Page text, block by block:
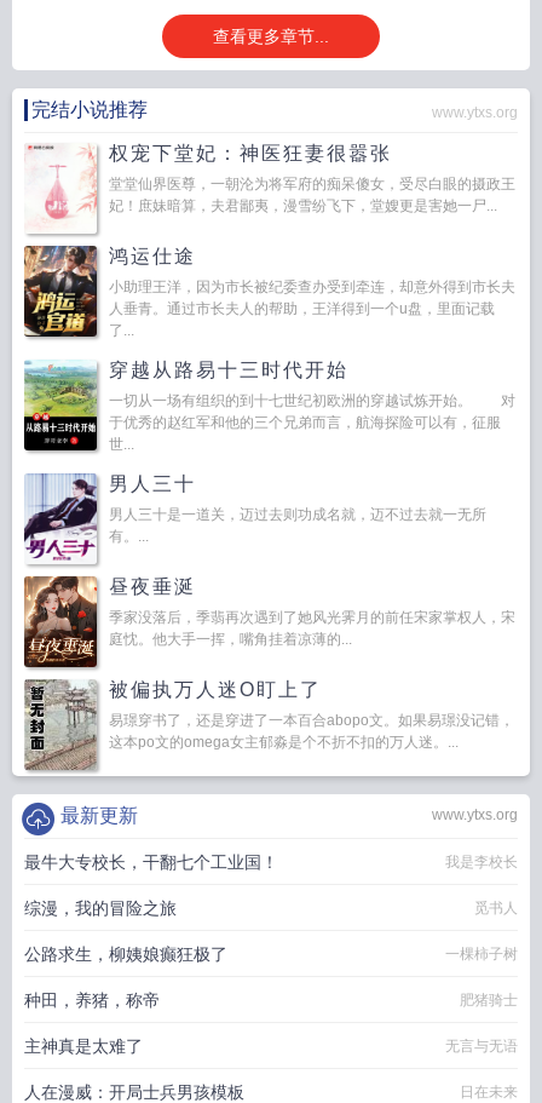
查看更多章节...
完结小说推荐 www.ytxs.org
权宠下堂妃：神医狂妻很嚣张
堂堂仙界医尊，一朝沦为将军府的痴呆傻女，受尽白眼的摄政王
妃！庶妹暗算，夫君鄙夷，漫雪纷飞下，堂嫂更是害她一尸...
鸿运仕途
小助理王洋，因为市长被纪委查办受到牵连，却意外得到市长夫
人垂青。通过市长夫人的帮助，王洋得到一个u盘，里面记载
了...
穿越从路易十三时代开始
一切从一场有组织的到十七世纪初欧洲的穿越试炼开始。 对
于优秀的赵红军和他的三个兄弟而言，航海探险可以有，征服
世...
男人三十
男人三十是一道关，迈过去则功成名就，迈不过去就一无所
有。...
昼夜垂涎
季家没落后，季翡再次遇到了她风光霁月的前任宋家掌权人，宋
庭忱。他大手一挥，嘴角挂着凉薄的...
被偏执万人迷O盯上了
易璟穿书了，还是穿进了一本百合abopo文。如果易璟没记错，
这本po文的omega女主郁淼是个不折不扣的万人迷。...
www.ytxs.org
最新更新
最牛大专校长，干翻七个工业国！ 我是李校长
综漫，我的冒险之旅 觅书人
公路求生，柳姨娘癫狂极了 一棵柿子树
种田，养猪，称帝 肥猪骑士
主神真是太难了 无言与无语
人在漫威：开局士兵男孩模板 日在未来